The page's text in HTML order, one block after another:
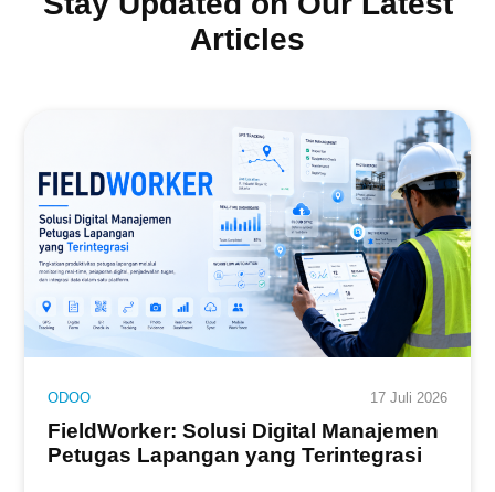
Articles
ODOO 17 Juli 2026
FieldWorker: Solusi Digital Manajemen
Petugas Lapangan yang Terintegrasi